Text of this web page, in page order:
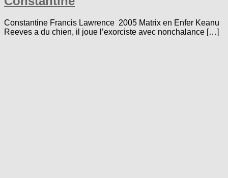
Constantine Francis Lawrence 2005 Matrix en Enfer Keanu
Reeves a du chien, il joue l’exorciste avec nonchalance […]